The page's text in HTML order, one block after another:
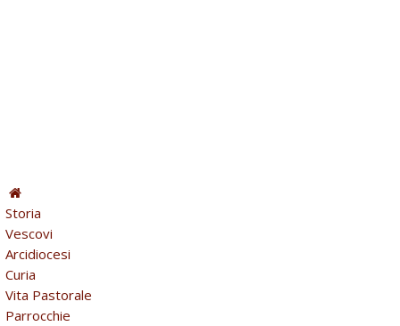
Storia
Vescovi
Arcidiocesi
Curia
Vita Pastorale
Parrocchie